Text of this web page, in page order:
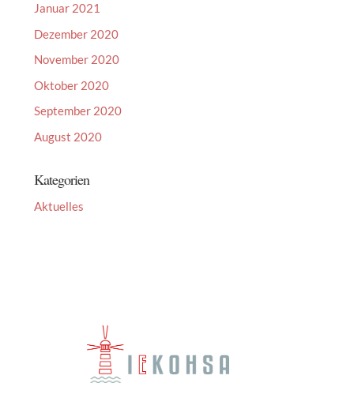
Januar 2021
Dezember 2020
November 2020
Oktober 2020
September 2020
August 2020
Kategorien
Aktuelles